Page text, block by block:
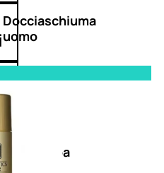
Docciaschiuma
uomo
Shampoo
uomo
Dopobarba